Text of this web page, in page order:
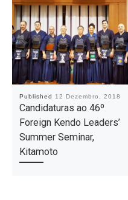
Published 12 Dezembro, 2018
Candidaturas ao 46º
Foreign Kendo Leaders’
Summer Seminar,
Kitamoto